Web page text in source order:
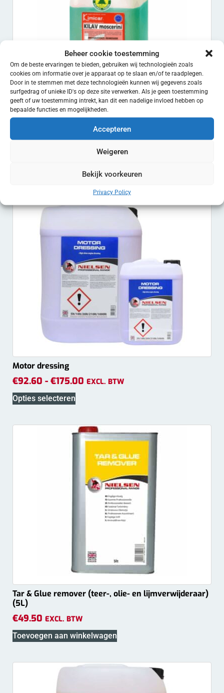
Beheer cookie toestemming
Om de beste ervaringen te bieden, gebruiken wij technologieën zoals
cookies om informatie over je apparaat op te slaan en/of te raadplegen.
Door in te stemmen met deze technologieën kunnen wij gegevens zoals
surfgedrag of unieke ID's op deze site verwerken. Als je geen toestemming
geeft of uw toestemming intrekt, kan dit een nadelige invloed hebben op
bepaalde functies en mogelijkheden.
Accepteren
Weigeren
Bekijk voorkeuren
Privacy Policy
Kilav Moscerini
Toevoegen aan winkelwagen
Motor dressing
€92.60 - €175.00 EXCL. BTW
Opties selecteren
Tar & Glue remover (teer-, olie- en lijmverwijderaar)
(5L)
€49.50 EXCL. BTW
Toevoegen aan winkelwagen